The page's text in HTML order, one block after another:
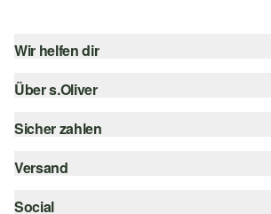
Wir helfen dir
Hilfe & FAQ
Größenberatung
Über s.Oliver
Newsletter
s.Oliver Card
Sicher zahlen
Rechnung
Kreditkarte
Versand
Sendungsverfolgung
Social